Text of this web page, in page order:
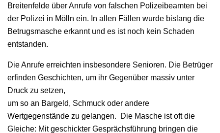
Breitenfelde über Anrufe von falschen Polizeibeamten bei
der Polizei in Mölln ein. In allen Fällen wurde bislang die
Betrugsmasche erkannt und es ist noch kein Schaden
entstanden.
Die Anrufe erreichten insbesondere Senioren. Die Betrüger
erfinden Geschichten, um ihr Gegenüber massiv unter
Druck zu setzen,
um so an Bargeld, Schmuck oder andere
Wertgegenstände zu gelangen. Die Masche ist oft die
Gleiche: Mit geschickter Gesprächsführung bringen die